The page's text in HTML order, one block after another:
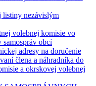
listiny nezávislým
volebnej komisie vo
obcí
adresy na doručenie
člena a náhradníka do
a okrskovej volebnej